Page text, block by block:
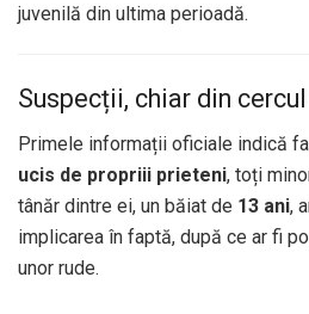
juvenilă din ultima perioadă.
Suspecții, chiar din
Primele informații oficiale indică
ucis de propriii prieteni, toți
tânăr dintre ei, un băiat de 13 ani,
implicarea în faptă, după ce ar fi
unor rude.